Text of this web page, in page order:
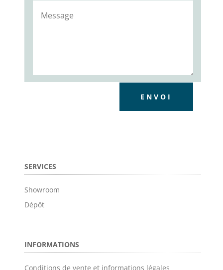
ENVOI
SERVICES
Showroom
Dépôt
INFORMATIONS
Conditions de vente et informations légales